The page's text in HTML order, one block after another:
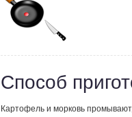
Способ
Картофель и морковь